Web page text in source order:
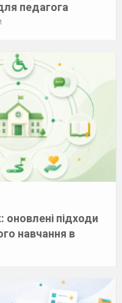
педагога
оновлені підходи
навчання в